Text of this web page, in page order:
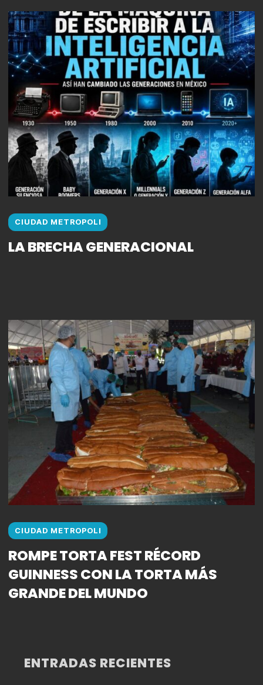
CIUDAD METROPOLI
LA BRECHA GENERACIONAL
CIUDAD METROPOLI
ROMPE TORTA FEST RÉCORD
GUINNESS CON LA TORTA MÁS
GRANDE DEL MUNDO
ENTRADAS RECIENTES